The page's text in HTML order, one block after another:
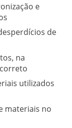
e
de
na
utilizados
materiais no